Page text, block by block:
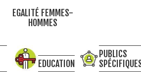
EGALITÉ FEMMES-
HOMMES
EDUCATION
PUBLICS